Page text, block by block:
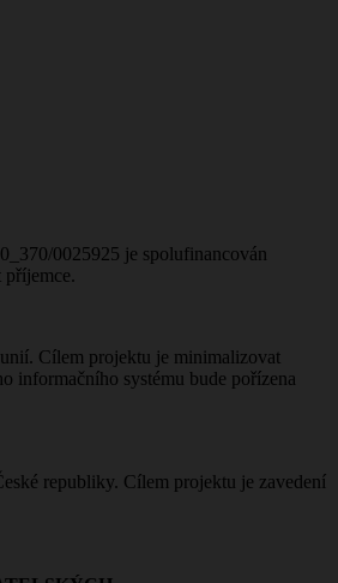
0025925 je spolufinancován
příjemce.
Cílem projektu je minimalizovat
informačního systému bude pořízena
republiky. Cílem projektu je zavedení